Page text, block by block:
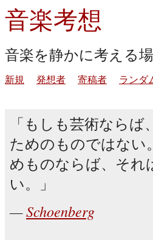
音楽考想
音楽を静かに考える
新規 発想者 寄稿者 ランダ
もしも芸術ならば
ためのものではない
めものならば、それ
い。
Schoenberg